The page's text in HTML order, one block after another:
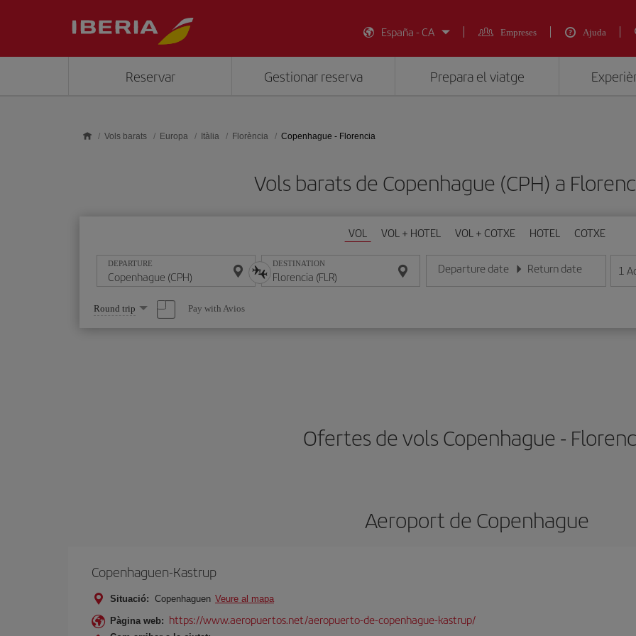
España - CA
Empreses Ajuda
Reservar Gestionar reserva Prepara el viatge
Vols barats Europa Itàlia Florència Copenhague - Florencia
Vols barats de Copenhague (CPH) a
VOL VOL + HOTEL VOL + COTXE HOTEL COTXE
DEPARTURE DESTINATION Departure date
Introduce la fecha en format dia/mes/any
Return date
Introduce la fecha en format
1
Select
one
option
Round trip Pay with Avios
Ofertes de vols Copenhague -
Aeroport de Copenhague
Copenhaguen-Kastrup
Situació: Copenhaguen Veure al mapa
Pàgina web: https://www.aeropuertos.net/aeropuerto-de-copenhague-kastrup/